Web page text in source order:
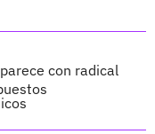
con radical